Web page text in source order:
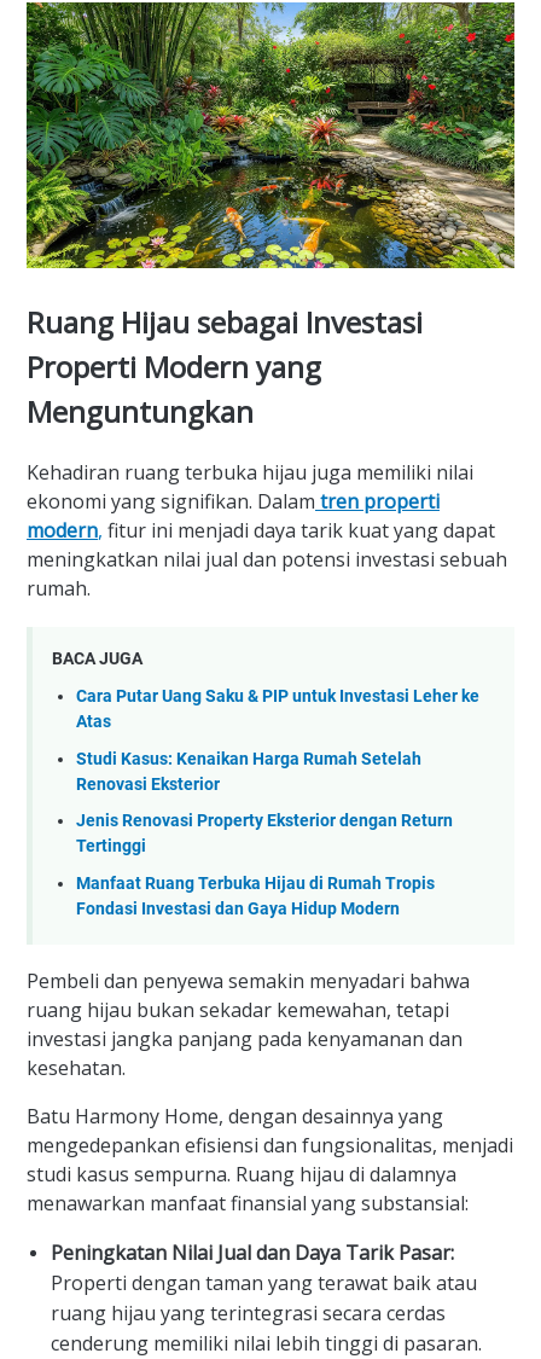
Ruang Hijau sebagai Investasi
Properti Modern yang
Menguntungkan
Kehadiran ruang terbuka hijau juga memiliki nilai
ekonomi yang signifikan. Dalam tren properti
modern, fitur ini menjadi daya tarik kuat yang dapat
meningkatkan nilai jual dan potensi investasi sebuah
rumah.
BACA JUGA
Cara Putar Uang Saku & PIP untuk Investasi Leher ke
Atas
Studi Kasus: Kenaikan Harga Rumah Setelah
Renovasi Eksterior
Jenis Renovasi Property Eksterior dengan Return
Tertinggi
Manfaat Ruang Terbuka Hijau di Rumah Tropis
Fondasi Investasi dan Gaya Hidup Modern
Pembeli dan penyewa semakin menyadari bahwa
ruang hijau bukan sekadar kemewahan, tetapi
investasi jangka panjang pada kenyamanan dan
kesehatan.
Batu Harmony Home, dengan desainnya yang
mengedepankan efisiensi dan fungsionalitas, menjadi
studi kasus sempurna. Ruang hijau di dalamnya
menawarkan manfaat finansial yang substansial:
Peningkatan Nilai Jual dan Daya Tarik Pasar:
Properti dengan taman yang terawat baik atau
ruang hijau yang terintegrasi secara cerdas
cenderung memiliki nilai lebih tinggi di pasaran.